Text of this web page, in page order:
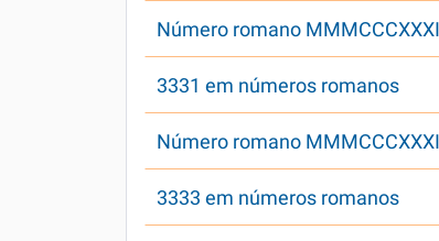
Número romano MMMCCCXXXI
3331 em números romanos
Número romano
3333 em números romanos